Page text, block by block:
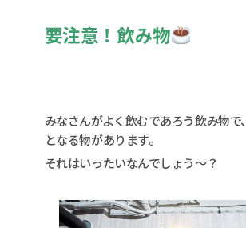
要注意！飲み物
みなさんがよく飲むであろう飲み物で
となる物があります。
それはいったいなんでしょう〜？